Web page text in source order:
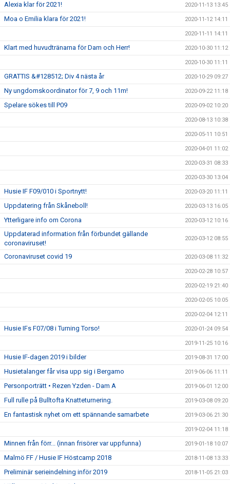
Alexia klar för 2021! 2020-11-13 13:45
Moa o Emilia klara för 2021! 2020-11-12 14:11
2020-11-11 14:11
Klart med huvudtränarna för Dam och Herr! 2020-10-30 11:12
2020-10-30 11:11
GRATTIS &#128512; Div 4 nästa år 2020-10-29 09:27
Ny ungdomskoordinator för 7, 9 och 11m! 2020-09-22 11:18
Spelare sökes till P09 2020-09-02 10:20
2020-08-13 10:38
2020-05-11 10:51
2020-04-01 11:02
2020-03-31 08:33
2020-03-30 13:04
Husie IF F09/010 i Sportnytt! 2020-03-20 11:11
Uppdatering från Skåneboll! 2020-03-13 16:05
Ytterligare info om Corona 2020-03-12 10:16
Uppdaterad information från förbundet gällande
coronaviruset!
2020-03-12 08:55
Coronaviruset covid 19 2020-03-08 11:32
2020-02-28 10:57
2020-02-19 21:40
2020-02-05 10:05
2020-02-04 12:11
Husie IFs F07/08 i Turning Torso! 2020-01-24 09:54
2019-11-25 10:16
Husie IF-dagen 2019 i bilder 2019-08-31 17:00
Husietalanger får visa upp sig i Bergamo 2019-06-06 11:11
Personporträtt • Rezen Yzden - Dam A 2019-06-01 12:00
Full rulle på Bulltofta Knatteturnering. 2019-03-08 09:20
En fantastisk nyhet om ett spännande samarbete 2019-03-06 21:30
2019-02-04 11:18
Minnen från förr... (innan frisörer var uppfunna) 2019-01-18 10:07
Malmö FF / Husie IF Höstcamp 2018 2018-11-08 13:33
Preliminär serieindelning inför 2019 2018-11-05 21:03